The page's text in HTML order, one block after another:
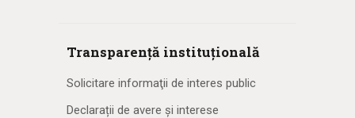
Transparență instituțională
Solicitare informaţii de interes public
Declarații de avere și interese